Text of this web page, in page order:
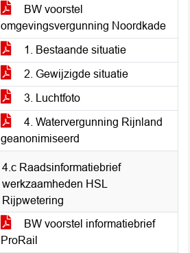
BW voorstel
omgevingsvergunning Noordkade
1. Bestaande situatie
2. Gewijzigde situatie
3. Luchtfoto
4. Watervergunning Rijnland
geanonimiseerd
4.c Raadsinformatiebrief
werkzaamheden HSL
Rijpwetering
BW voorstel informatiebrief
ProRail